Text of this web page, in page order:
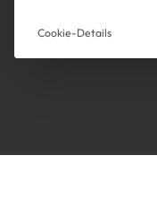
Cookie-Details